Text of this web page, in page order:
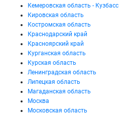
Кемеровская область - Кузбасс
Кировская область
Костромская область
Краснодарский край
Красноярский край
Курганская область
Курская область
Ленинградская область
Липецкая область
Магаданская область
Москва
Московская область